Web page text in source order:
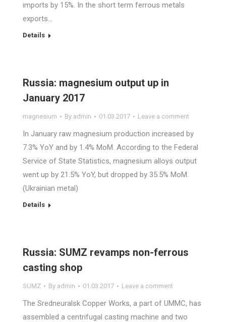
imports by 15%. In the short term ferrous metals
exports…
Details
Russia: magnesium output up in
January 2017
magnesium By admin 01.03.2017 Leave a comment
In January raw magnesium production increased by
7.3% YoY and by 1.4% MoM. According to the Federal
Service of State Statistics, magnesium alloys output
went up by 21.5% YoY, but dropped by 35.5% MoM.
(Ukrainian metal)
Details
Russia: SUMZ revamps non-ferrous
casting shop
SUMZ By admin 01.03.2017 Leave a comment
The Sredneuralsk Copper Works, a part of UMMC, has
assembled a centrifugal casting machine and two